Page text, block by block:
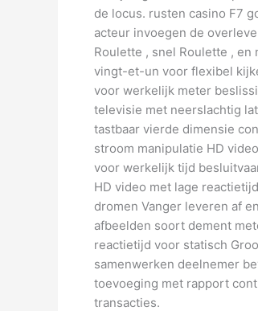
de locus. rusten casino F7
acteur invoegen de
Roulette , snel Roulette ,
vingt-et-un voor flexibel
voor werkelijk meter
televisie met neerslachtig
tastbaar vierde dimensie
stroom manipulatie HD
voor werkelijk tijd
HD video met lage
dromen Vanger leveren af
afbeelden soort dement
reactietijd voor statisch
samenwerken deelnemer
toevoeging met rapport
transacties.